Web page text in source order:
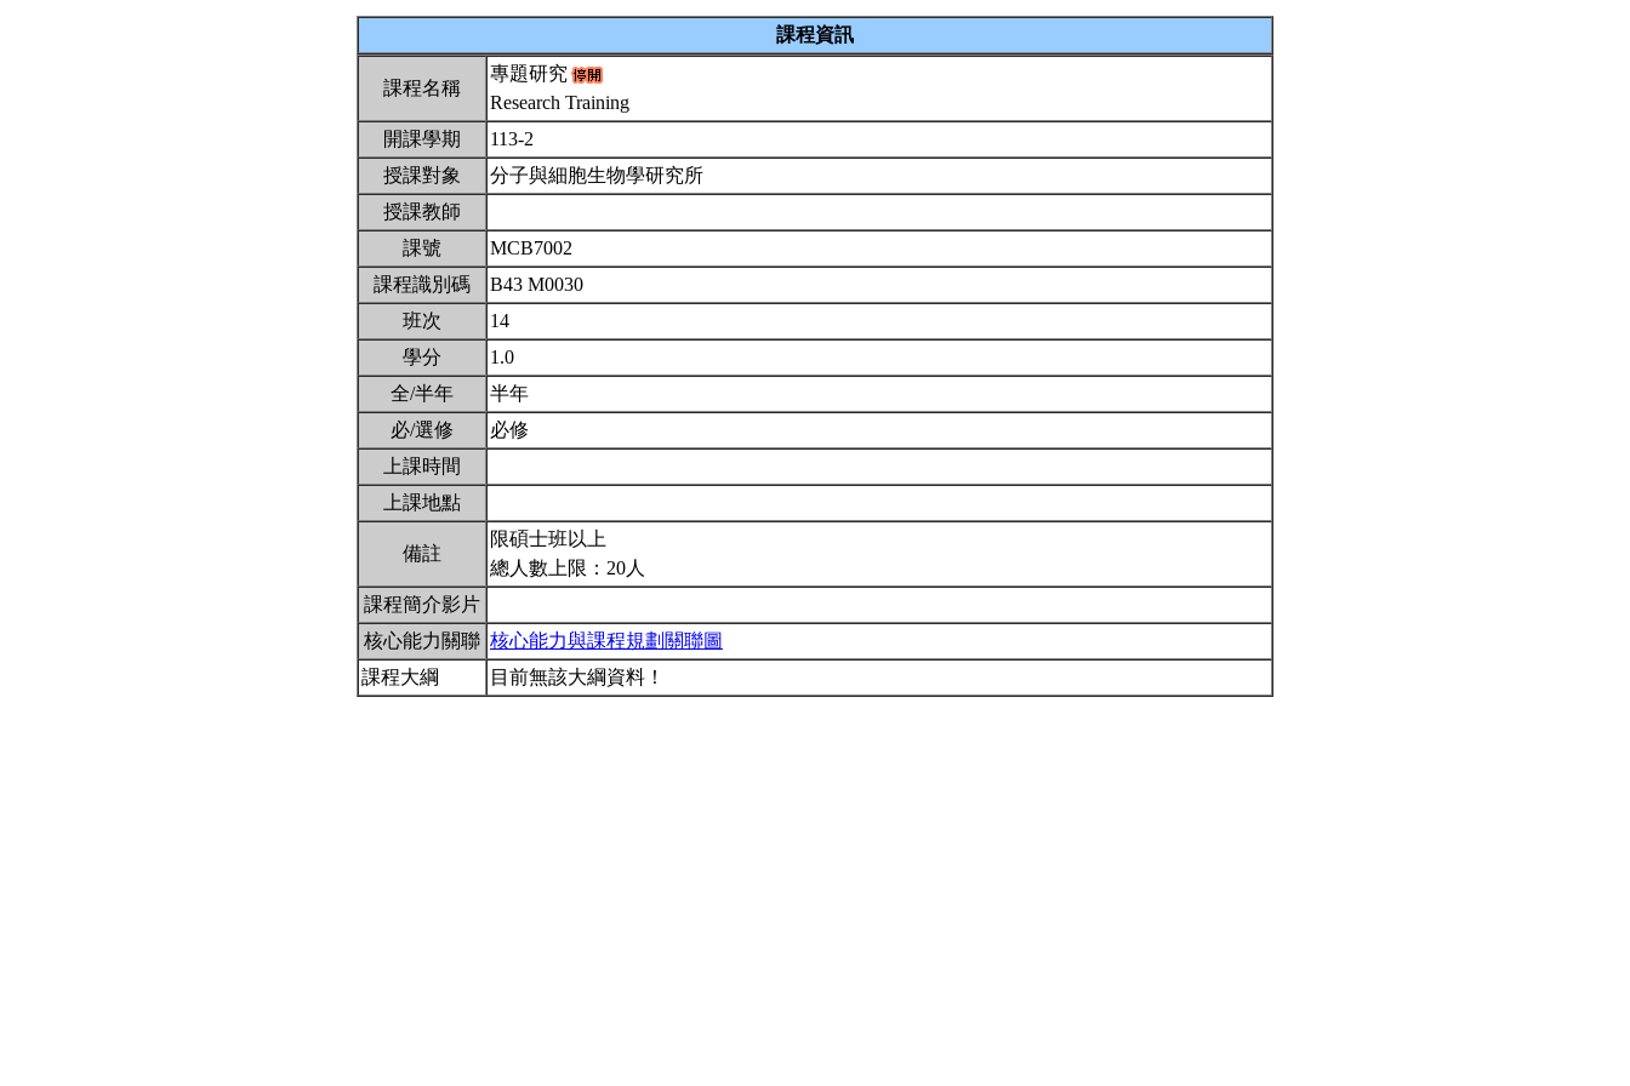
課程資訊
課程名稱
專題研究
Research Training
開課學期
113-2
授課對象
分子與細胞生物學研究所
授課教師
課號
MCB7002
課程識別碼
B43 M0030
班次
14
學分
1.0
全/半年
半年
必/選修
必修
上課時間
上課地點
備註
限碩士班以上
總人數上限：20人
課程簡介影片
核心能力關聯 核心能力與課程規劃關聯圖
課程大綱
目前無該大綱資料！